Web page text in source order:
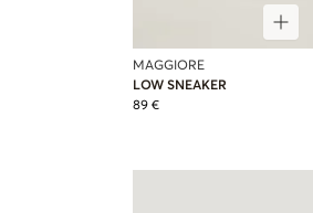
MAGGIORE
LOW SNEAKER
89 €